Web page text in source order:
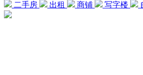
二手房
出租 商铺 写字楼